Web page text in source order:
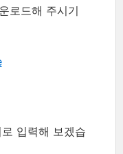
로드해 주시기
입력해 보겠습